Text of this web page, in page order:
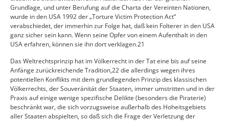
Grundlage, und unter Berufung auf die Charta der Vereinten Nationen,
wurde in den USA 1992 der „Torture Victim Protection Act“
verabschiedet, der immerhin zur Folge hat, daß kein Folterer in den USA
ganz sicher sein kann. Wenn seine Opfer von einem Aufenthalt in den
USA erfahren, können sie ihn dort verklagen.21
Das Weltrechtsprinzip hat im Völkerrecht in der Tat eine bis auf seine
Anfänge zurückreichende Tradition,22 die allerdings wegen ihres
potentiellen Konflikts mit dem grundlegenden Prinzip des klassischen
Völkerrechts, der Souveränität der Staaten, immer umstritten und in der
Praxis auf einige wenige spezifische Delikte (besonders die Piraterie)
beschränkt war, die sich vorzugsweise außerhalb des Hoheitsgebiets
aller Staaten abspielten, so daß sich die Frage der Verletzung der